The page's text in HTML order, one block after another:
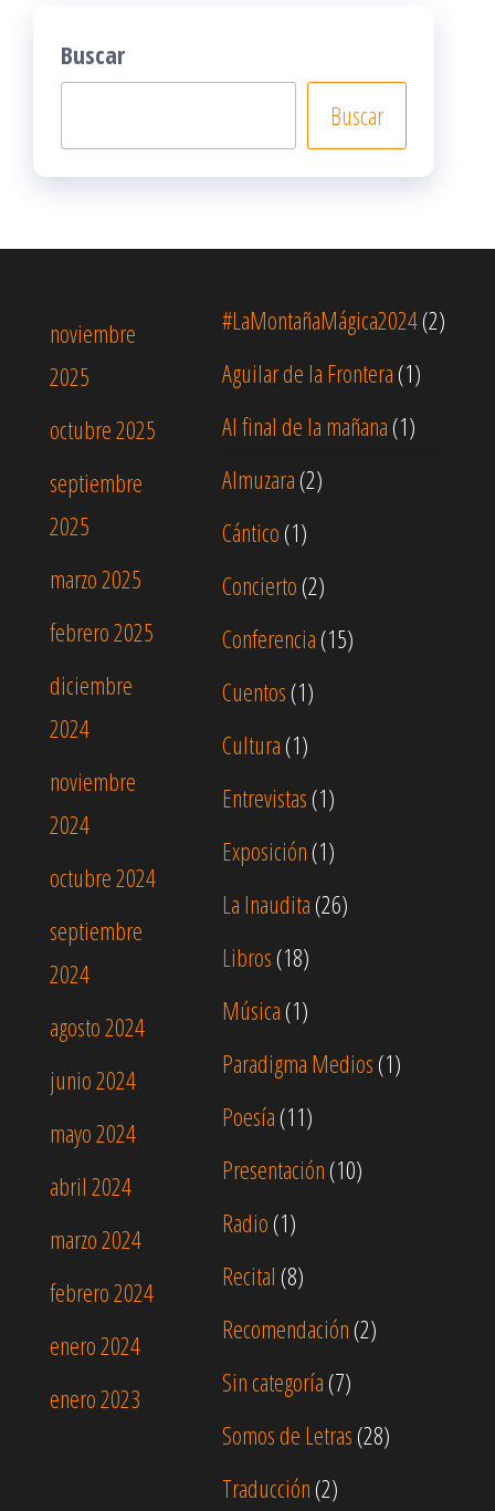
Buscar
Buscar
#LaMontañaMágica2024(2)
Aguilar de la Frontera (1)
Al final de la mañana (1)
Almuzara (2)
Cántico (1)
Concierto (2)
Conferencia (15)
Cuentos (1)
Cultura (1)
Entrevistas (1)
Exposición(1)
La Inaudita(26)
Libros (18)
Música(1)
Paradigma Medios(1)
Poesía(11)
Presentación(10)
Radio(1)
Recital (8)
Recomendación(2)
Sin categoría(7)
Somos de Letras (28)
Traducción (2)
noviembre
2025
octubre 2025
septiembre
2025
marzo 2025
febrero 2025
diciembre
2024
noviembre
2024
octubre 2024
septiembre
2024
agosto 2024
junio 2024
mayo 2024
abril 2024
marzo 2024
febrero 2024
enero 2024
enero 2023